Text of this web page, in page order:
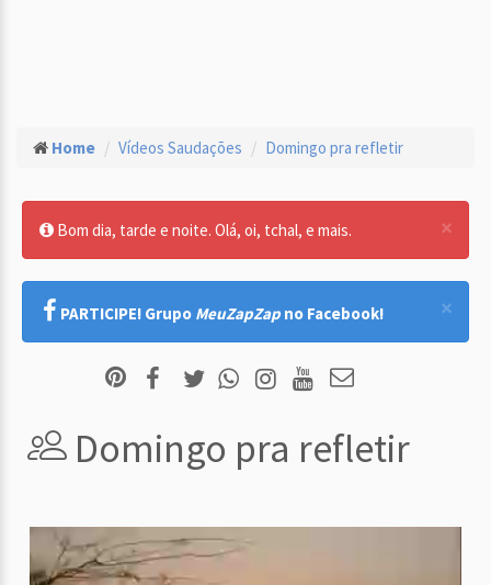
Home Vídeos Saudações Domingo pra refletir
×
Bom dia, tarde e noite. Olá, oi, tchal, e mais.
×
PARTICIPE! Grupo MeuZapZap no Facebook!
Domingo pra refletir